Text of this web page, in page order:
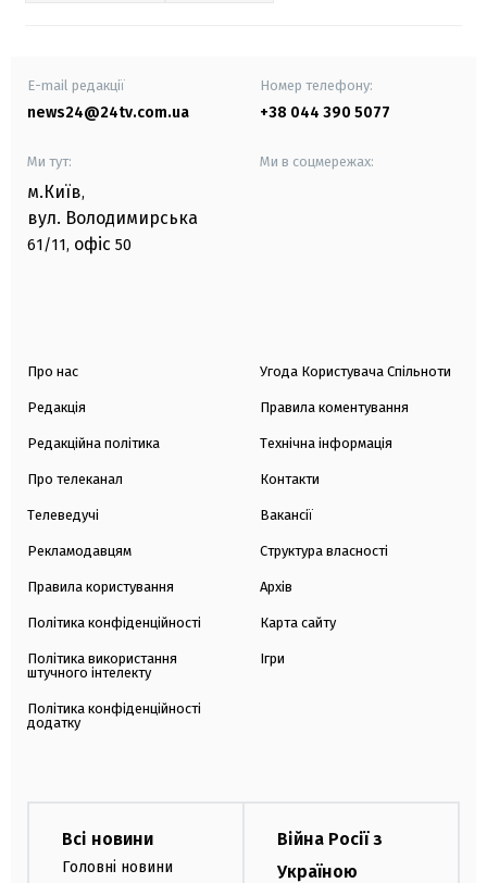
E-mail редакції
news24@24tv.com.ua
Номер телефону:
+38 044 390 5077
Ми тут:
м.Київ,
вул. Володимирська
61/11, офіс 50
Ми в соцмережах:
Про нас
Редакція
Редакційна політика
Про телеканал
Телеведучі
Рекламодавцям
Правила користування
Політика конфіденційності
Політика використання
штучного інтелекту
Політика конфіденційності
додатку
Угода Користувача Спільноти
Правила коментування
Технічна інформація
Контакти
Вакансії
Структура власності
Архів
Карта сайту
Ігри
Всі новини
Головні новини
Війна Росії з
Україною